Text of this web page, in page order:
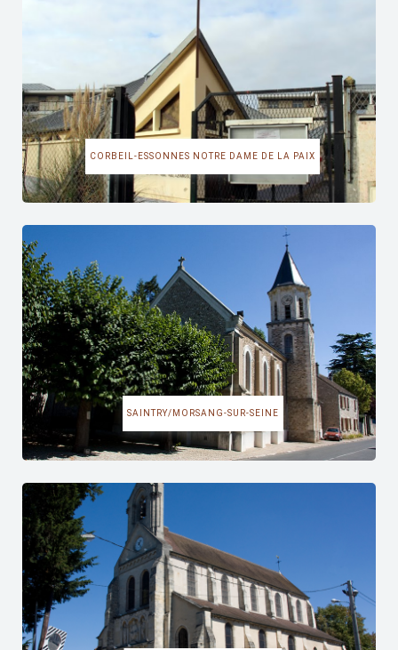
CORBEIL-ESSONNES NOTRE DAME DE LA PAIX
SAINTRY/MORSANG-SUR-SEINE